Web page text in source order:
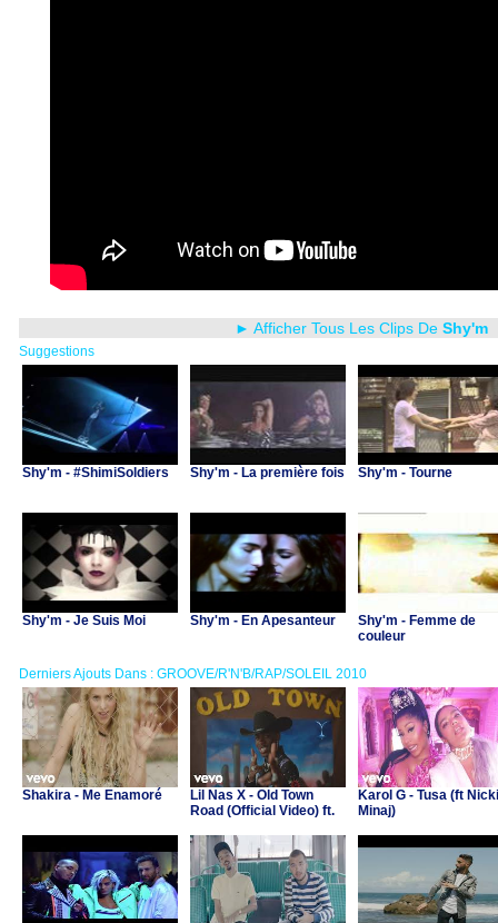
► Afficher Tous Les Clips De Shy'm
Suggestions
Shy'm - #ShimiSoldiers Shy'm - La première fois Shy'm - Tourne
Shy'm - Je Suis Moi Shy'm - En Apesanteur
Shy'm - Femme de
couleur
Derniers Ajouts Dans : GROOVE/R'N'B/RAP/SOLEIL 2010
Shakira - Me Enamoré
Lil Nas X - Old Town
Road (Official Video) ft.
Karol G - Tusa (ft Nicki
Minaj)